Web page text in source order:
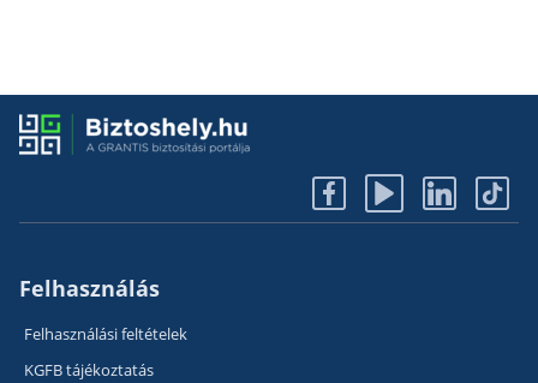
Felhasználás
Felhasználási feltételek
KGFB tájékoztatás